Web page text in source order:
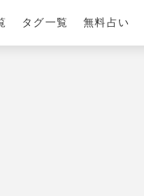
タグ一覧 無料占い